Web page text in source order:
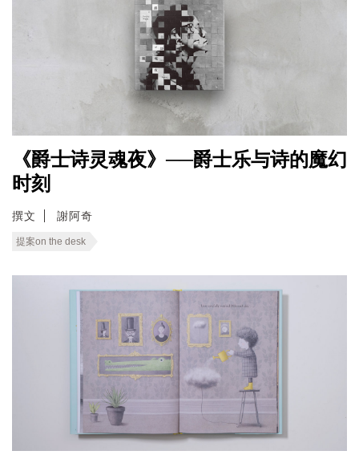
《爵士诗灵魂夜》──爵士乐与诗的魔幻
时刻
撰文 謝阿奇
提案on the desk